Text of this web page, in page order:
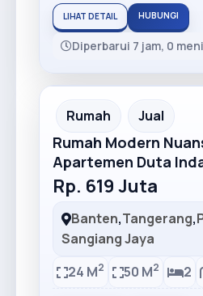
LIHAT DETAIL HUBUNGI
Diperbarui 7 jam, 0
Recommended
Rumah Jual
Rumah Modern
Apartemen Duta
Rp. 619 Juta
Banten,Tangerang,
Sangiang Jaya
24 M2 50 M2 2